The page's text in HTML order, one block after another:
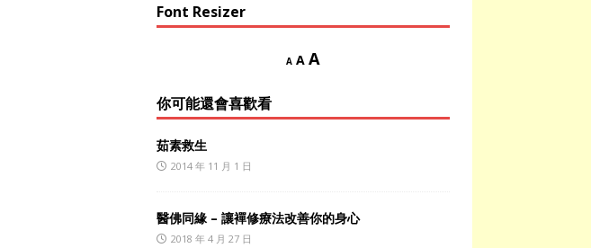
Font Resizer
A A A
你可能還會喜歡看
茹素救生
2014 年 11 月 1 日
醫佛同緣 – 讓襌修療法改善你的身心
2018 年 4 月 27 日